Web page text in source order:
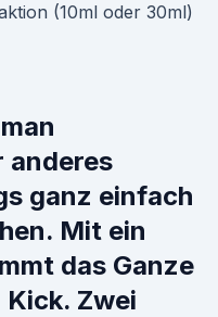
(10ml oder 30ml)
anderes
ganz einfach
Mit ein
das Ganze
Zwei